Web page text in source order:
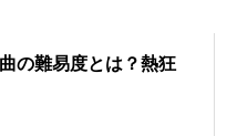
の難易度とは？熱狂